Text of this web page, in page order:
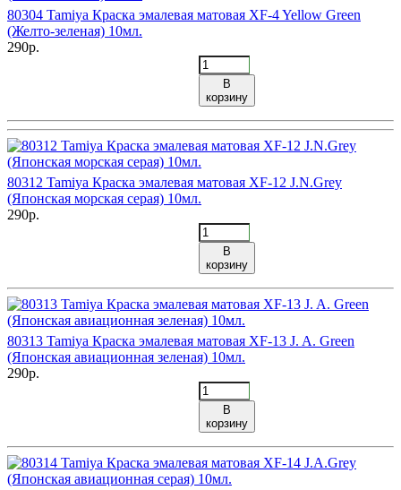
80304 Tamiya Краска эмалевая матовая XF-4 Yellow Green
(Желто-зеленая) 10мл.
290р.
В
корзину
80312 Tamiya Краска эмалевая матовая XF-12 J.N.Grey
(Японская морская серая) 10мл.
290р.
В
корзину
80313 Tamiya Краска эмалевая матовая XF-13 J. A. Green
(Японская авиационная зеленая) 10мл.
290р.
В
корзину